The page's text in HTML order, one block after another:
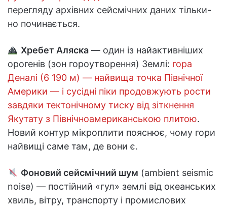
перегляду архівних сейсмічних даних тільки-
но починається.
Хребет Аляска— один із найактивніших
орогенів (зон гороутворення) Землі: гора
Деналі (6 190 м) — найвища точка Північної
Америки — і сусідні піки продовжують рости
завдяки тектонічному тиску від зіткнення
Якутату з Північноамериканською плитою.
Новий контур мікроплити пояснює, чому гори
найвищі саме там, де вони є.
Фоновий сейсмічний шум (ambient seismic
noise) — постійний «гул» землі від океанських
хвиль, вітру, транспорту і промислових